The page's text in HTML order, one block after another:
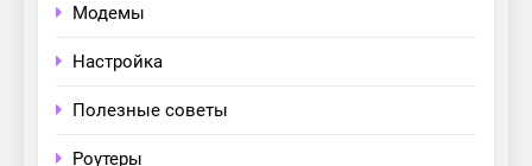
Модемы
Настройка
Полезные советы
Роутеры